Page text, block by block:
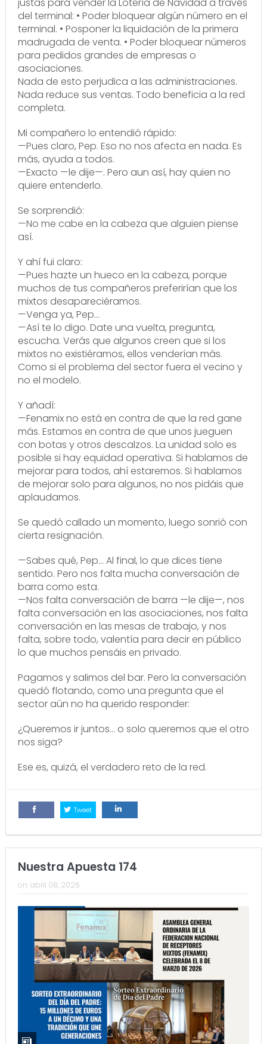
del terminal: • Poder bloquear algún número en el
terminal. • Posponer la liquidación de la primera
madrugada de venta. • Poder bloquear números
para pedidos grandes de empresas o
asociaciones.
Nada de esto perjudica a las administraciones.
Nada reduce sus ventas. Todo beneficia a la red
completa.
Mi compañero lo entendió rápido:
—Pues claro, Pep. Eso no nos afecta en nada. Es
más, ayuda a todos.
—Exacto —le dije—. Pero aun así, hay quien no
quiere entenderlo.
Se sorprendió:
—No me cabe en la cabeza que alguien piense
así.
Y ahí fui claro:
—Pues hazte un hueco en la cabeza, porque
muchos de tus compañeros preferirían que los
mixtos desapareciéramos.
—Venga ya, Pep…
—Así te lo digo. Date una vuelta, pregunta,
escucha. Verás que algunos creen que si los
mixtos no existiéramos, ellos venderían más.
Como si el problema del sector fuera el vecino y
no el modelo.
Y añadí:
—Fenamix no está en contra de que la red gane
más. Estamos en contra de que unos jueguen
con botas y otros descalzos. La unidad solo es
posible si hay equidad operativa. Si hablamos de
mejorar para todos, ahí estaremos. Si hablamos
de mejorar solo para algunos, no nos pidáis que
aplaudamos.
Se quedó callado un momento, luego sonrió con
cierta resignación.
—Sabes qué, Pep… Al final, lo que dices tiene
sentido. Pero nos falta mucha conversación de
barra como esta.
—Nos falta conversación de barra —le dije—, nos
falta conversación en las asociaciones, nos falta
conversación en las mesas de trabajo, y nos
falta, sobre todo, valentía para decir en público
lo que muchos pensáis en privado.
Pagamos y salimos del bar. Pero la conversación
quedó flotando, como una pregunta que el
sector aún no ha querido responder:
¿Queremos ir juntos… o solo queremos que el otro
nos siga?
Ese es, quizá, el verdadero reto de la red.
Tweet
Nuestra Apuesta 174
on: abril 08, 2026